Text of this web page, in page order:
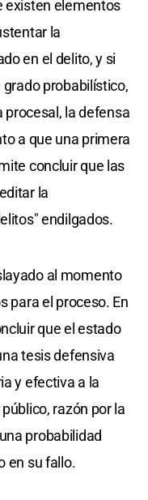
existen elementos
la
en el delito, y si
probabilístico,
procesal, la defensa
a que una primera
concluir que las
la
endilgados.
al momento
para el proceso. En
que el estado
tesis defensiva
y efectiva a la
razón por la
probabilidad
en su fallo.